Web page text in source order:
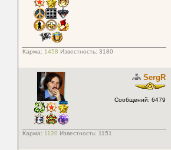
Карма: 1458 Известность: 3180
SergR
Сообщений: 6479
Карма: 1120 Известность: 1151